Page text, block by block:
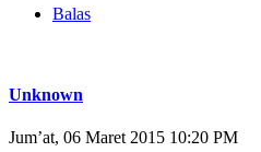
Balas
Unknown
Jum’at, 06 Maret 2015 10:20 PM